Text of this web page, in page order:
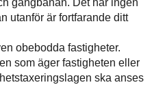
gångbanan. Det har ingen
utanför är fortfarande ditt
obebodda fastigheter.
som äger fastigheten eller
ska anses